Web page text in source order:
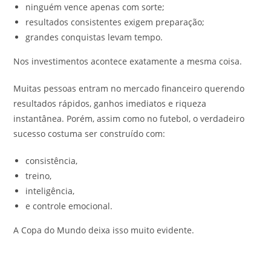
ninguém vence apenas com sorte;
resultados consistentes exigem preparação;
grandes conquistas levam tempo.
Nos investimentos acontece exatamente a mesma coisa.
Muitas pessoas entram no mercado financeiro querendo
resultados rápidos, ganhos imediatos e riqueza
instantânea. Porém, assim como no futebol, o verdadeiro
sucesso costuma ser construído com:
consistência,
treino,
inteligência,
e controle emocional.
A Copa do Mundo deixa isso muito evidente.